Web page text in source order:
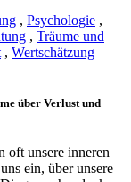
, Psychologie ,
, Träume und
, Wertschätzung
über Verlust und
oft unsere inneren
ein, über unsere